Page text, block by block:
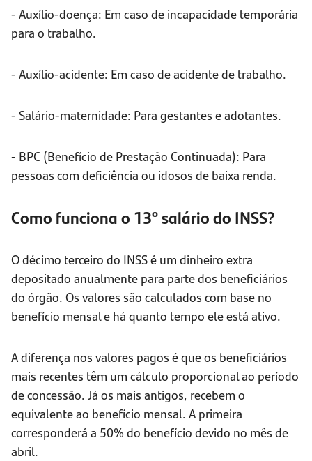
- Auxílio-doença: Em caso de incapacidade temporária
para o trabalho.
- Auxílio-acidente: Em caso de acidente de trabalho.
- Salário-maternidade: Para gestantes e adotantes.
- BPC (Benefício de Prestação Continuada): Para
pessoas com deficiência ou idosos de baixa renda.
Como funciona o 13° salário do INSS?
O décimo terceiro do INSS é um dinheiro extra
depositado anualmente para parte dos beneficiários
do órgão. Os valores são calculados com base no
benefício mensal e há quanto tempo ele está ativo.
A diferença nos valores pagos é que os beneficiários
mais recentes têm um cálculo proporcional ao período
de concessão. Já os mais antigos, recebem o
equivalente ao benefício mensal. A primeira
corresponderá a 50% do benefício devido no mês de
abril.